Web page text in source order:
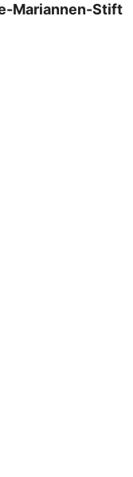
Mariannen-Stift